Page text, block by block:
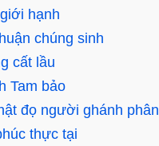
hạnh
chúng sinh
cất lầu
Tam bảo
đọ người ghánh phân
thực tại